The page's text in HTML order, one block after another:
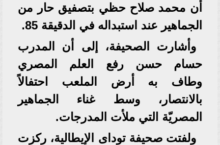
أن محمد صلاح حظي بتصفيق حار من
الجماهير عند استبداله في الدقيقة 85.
وأشارت الصحيفة، إلى أن المدرب
حسام حسن رفع العلم المصري
وطاف به أرض الملعب احتفالاً
بالانتصار، وسط غناء الجماهير
المصريّة التي ملأت المدرجات.
ولفتت صحيفة توداى الإيطالية، ركزت